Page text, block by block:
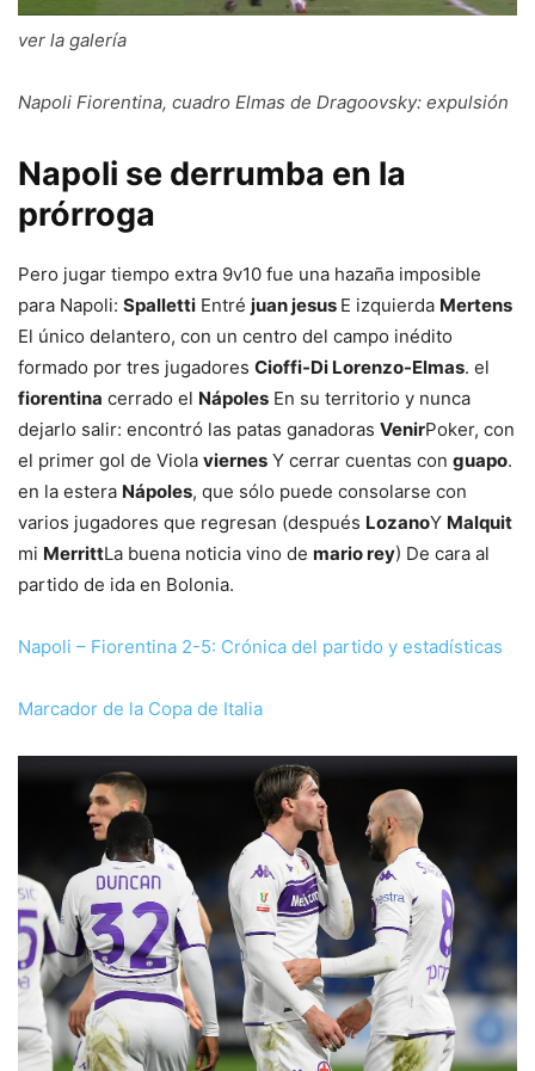
ver la galería
Napoli Fiorentina, cuadro Elmas de Dragoovsky: expulsión
Napoli se derrumba en la
prórroga
Pero jugar tiempo extra 9v10 fue una hazaña imposible
para Napoli: Spalletti Entré juan jesus E izquierda Mertens
El único delantero, con un centro del campo inédito
formado por tres jugadores Cioffi-Di Lorenzo-Elmas. el
fiorentina cerrado el Nápoles En su territorio y nunca
dejarlo salir: encontró las patas ganadoras VenirPoker, con
el primer gol de Viola viernes Y cerrar cuentas con guapo.
en la estera Nápoles, que sólo puede consolarse con
varios jugadores que regresan (después LozanoY Malquit
mi MerrittLa buena noticia vino de mario rey) De cara al
partido de ida en Bolonia.
Napoli – Fiorentina 2-5: Crónica del partido y estadísticas
Marcador de la Copa de Italia